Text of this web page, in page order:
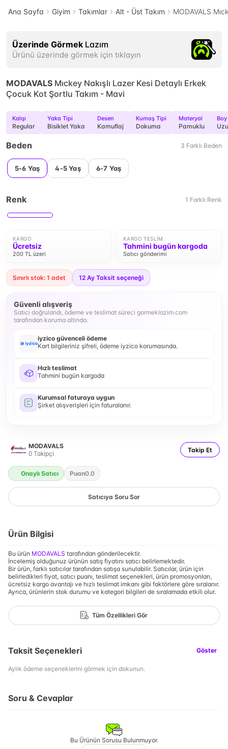
Ana Sayfa Giyim Takımlar Alt - Üst Takım MODAVALS
Üzerinde Görmek Lazım
Ürünü üzerinde görmek için tıklayın
MODAVALS Mıckey Nakışlı Lazer Kesi Detaylı Erkek
Çocuk Kot Şortlu Takım - Mavi
Kalıp
Regular
Yaka Tipi
Bisiklet Yaka
Desen
Kamuflaj
Kumaş Tipi
Dokuma
Materyal
Pamuklu
Boy
Beden 3 Farklı Beden
5-6 Yaş 4-5 Yaş 6-7 Yaş
Renk 1 Farklı Renk
KARGO
Ücretsiz
200 TL üzeri
KARGO TESLIM
Tahmini bugün kargoda
Satıcı gönderimi
Sınırlı stok: 1 adet 12 Ay Taksit seçeneği
Güvenli alışveriş
Satıcı doğrulandı, ödeme ve teslimat süreci gormeklazim.com
tarafından koruma altında.
iyzico güvenceli ödeme
Kart bilgileriniz şifreli, ödeme iyzico korumasında.
Hızlı teslimat
Tahmini bugün kargoda
Kurumsal faturaya uygun
Şirket alışverişleri için faturalanır.
MODAVALS
0 Takipçi Takip Et
Onaylı Satıcı Puan0.0
Satıcıya Soru Sor
Ürün Bilgisi
Bu ürün MODAVALS tarafından gönderilecektir.
İncelemiş olduğunuz ürünün satış fiyatını satıcı belirlemektedir.
Bir ürün, farklı satıcılar tarafından satışa sunulabilir. Satıcılar, ürün için
belirledikleri fiyat, satıcı puanı, teslimat seçenekleri, ürün promosyonları,
ücretsiz kargo avantajı ve hızlı teslimat imkanı gibi faktörlere göre sıralanır.
Ayrıca, ürünlerin stok durumu ve kategori bilgileri de sıralamada etkili olur.
Tüm Özellikleri Gör
Taksit Seçenekleri Göster
Aylık ödeme seçeneklerini görmek için dokunun.
Soru & Cevaplar
Bu Ürünün Sorusu Bulunmuyor.